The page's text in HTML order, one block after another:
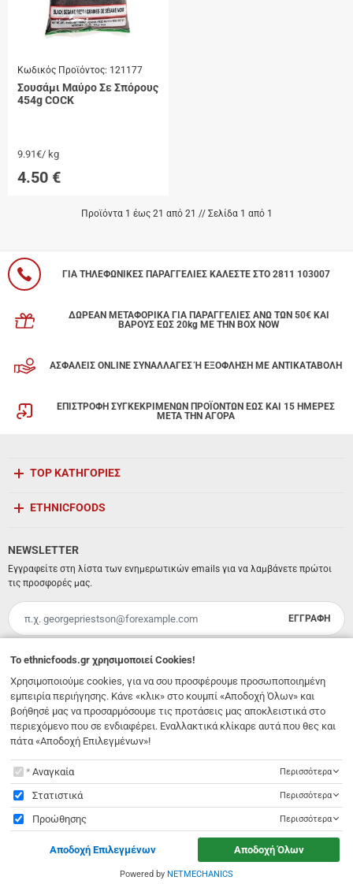
Κωδικός Προϊόντος: 121177
Σουσάμι Μαύρο Σε Σπόρους
454g COCK
9.91€/ kg
4.50 €
Προϊόντα 1 έως 21 από 21 // Σελίδα 1 από 1
ΓΙΑ ΤΗΛΕΦΩΝΙΚΕΣ ΠΑΡΑΓΓΕΛΙΕΣ ΚΑΛΕΣΤΕ ΣΤΟ 2811 103007
ΔΩΡΕΑΝ ΜΕΤΑΦΟΡΙΚΑ ΓΙΑ ΠΑΡΑΓΓΕΛΙΕΣ ΑΝΩ ΤΩΝ 50€ ΚΑΙ
ΒΑΡΟΥΣ ΕΩΣ 20kg ΜΕ ΤΗΝ BOX NOW
ΑΣΦΑΛΕΙΣ ONLINE ΣΥΝΑΛΛΑΓΕΣ Ή ΕΞΟΦΛΗΣΗ ΜΕ ΑΝΤΙΚΑΤΑΒΟΛΗ
ΕΠΙΣΤΡΟΦΗ ΣΥΓΚΕΚΡΙΜΕΝΩΝ ΠΡΟΪΟΝΤΩΝ ΕΩΣ ΚΑΙ 15 ΗΜΕΡΕΣ
ΜΕΤΑ ΤΗΝ ΑΓΟΡΑ
Λ. 62 Μαρτύρων 231,Ηράκλειο Κρήτης, Νότιο Αιγαίο,Τ.Κ. 71303 Ελλάδα
info@ethnicfoods.gr 2811.103.007
Ωράριο φυσικού καταστήματος: Δευτέρα, Τρίτη, Τετάρτη & Σάββατο 09:30 - 18:00, Πέμπτη,
Παρασκευή 09:30 - 21:00
TOP ΚΑΤΗΓΟΡΙΕΣ
ETHNICFOODS
NEWSLETTER
Εγγραφείτε στη λίστα των ενημερωτικών emails για να λαμβάνετε πρώτοι
τις προσφορές μας.
Email
ΕΓΓΡΑΦΗ
Έχω διαβάσει κι αποδέχομαι τουςόρους χρήσης
. All rights reserved
Designed & Developed by
NETMECHANICS
χρησιμοποιεί Cookies!
To ethnicfoods.gr χρησιμοποιεί Cookies!
Χρησιμοποιούμε cookies, για να σου προσφέρουμε προσωποποιημένη
εμπειρία περιήγησης. Κάνε «κλικ» στο κουμπί «Αποδοχή Όλων» και
βοήθησέ μας να προσαρμόσουμε τις προτάσεις μας αποκλειστικά στο
περιεχόμενο που σε ενδιαφέρει. Εναλλακτικά κλίκαρε αυτά που θες και
πάτα «Αποδοχή Επιλεγμένων»!
Toethnicfoods.gr χρησιμοποιεί Cookies!
Αναγκαία Περισσότερα
Στατιστικά Περισσότερα
Προώθησης Περισσότερα
Αποδοχή Επιλεγμένων Αποδοχή Όλων
Powered by NETMECHANICS